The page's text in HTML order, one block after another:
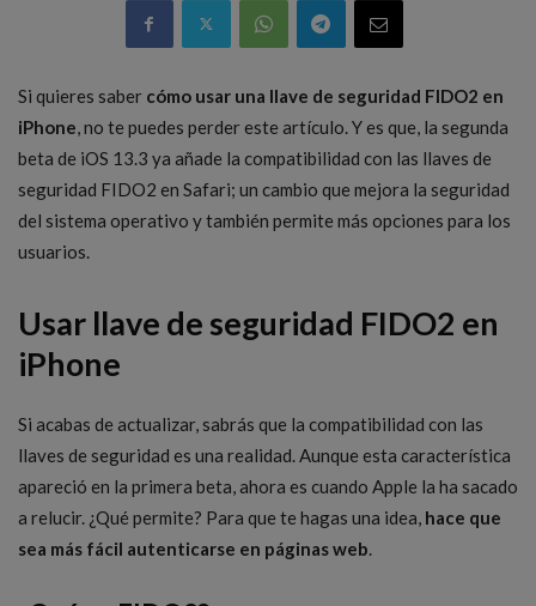
Si quieres saber cómo usar una llave de seguridad FIDO2 en
iPhone , no te puedes perder este artículo. Y es que, la segunda
beta de iOS 13.3 ya añade la compatibilidad con las llaves de
seguridad FIDO2 en Safari; un cambio que mejora la seguridad
del sistema operativo y también permite más opciones para los
usuarios.
Usar llave de seguridad FIDO2 en
iPhone
Si acabas de actualizar, sabrás que la compatibilidad con las
llaves de seguridad es una realidad. Aunque esta característica
apareció en la primera beta, ahora es cuando Apple la ha sacado
a relucir. ¿Qué permite? Para que te hagas una idea, hace que
sea más fácil autenticarse en páginas web